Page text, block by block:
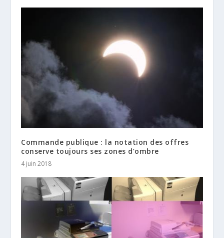
Commande publique : la notation des offres
conserve toujours ses zones d’ombre
4 juin 2018